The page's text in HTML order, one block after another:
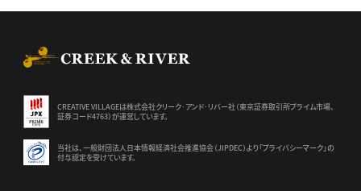
CREATIVE VILLAGEは株式会社クリーク･アンド･リバー社（東京証券取引所プライム市場、
証券コード4763）が運営しています。
当社は、一般財団法人日本情報経済社会推進協会（JIPDEC）より 「プライバシーマーク」の
付与認定を受けています。